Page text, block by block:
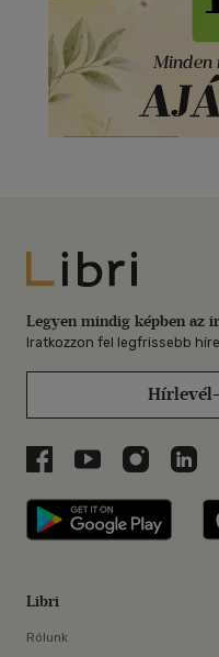
Libri
Legyen mindig képben az
Iratkozzon fel legfrissebb
Libri a Facebookon
Libri aLibri az
Libri
Libri
Rólunk